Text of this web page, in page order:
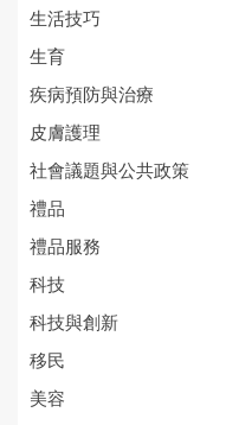
生活技巧
生育
疾病預防與治療
皮膚護理
社會議題與公共政策
禮品
禮品服務
科技
科技與創新
移民
美容